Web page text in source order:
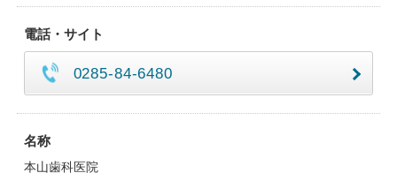
電話・サイト
0285-84-6480
名称
本山歯科医院